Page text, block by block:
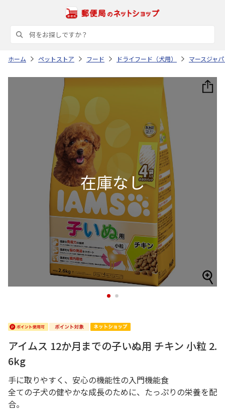
ホーム ペットストア フード ドライフード（犬用） マースジャ
1 2
アイムス 12か月までの子いぬ用 チキン 小粒 2.
6kg
手に取りやすく、安心の機能性の入門機能食
全ての子犬の健やかな成長のために、たっぷりの栄養を配
合。